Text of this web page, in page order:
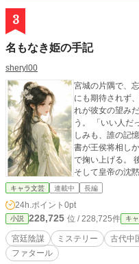
3
名もなき姫の手記
sheryl00
宮城の片隅で、
にも期待されず
れが彼女の望みだった。 けれどある夜、炎
う。 「いい人だ
しみも、誰の記憶にも残ら
書が王侯将相し
で掬い上げる。 後宮の噂、王府の旧仆の証言、花街の帳簿、
そして皇帝の沈
―― 女たちが「選
て、書かれなか
キャラ文芸 連載中 長編
24h.ポイント 0pt
小説 228,725 位 / 228,725件 キ
宮廷陰謀 ミステリー 古代中
ファタール